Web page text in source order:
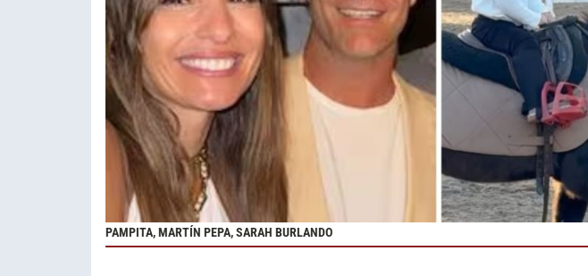
PAMPITA, MARTÍN PEPA, SARAH BURLANDO